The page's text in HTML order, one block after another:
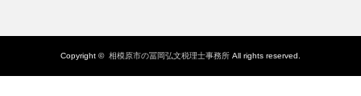
Copyright © 相模原市の冨岡弘文税理士事務所 All rights reserved.